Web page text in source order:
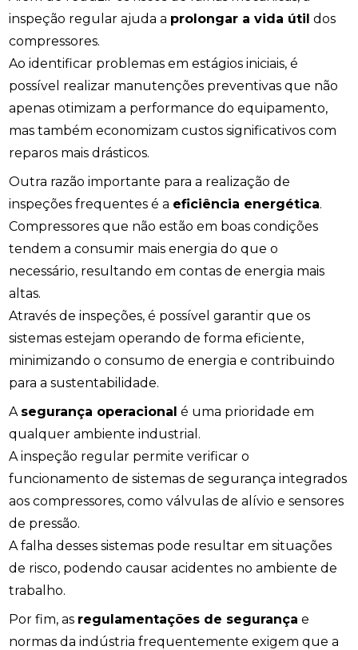
inspeção regular ajuda a prolongar a vida útil dos
compressores.
Ao identificar problemas em estágios iniciais, é
possível realizar manutenções preventivas que não
apenas otimizam a performance do equipamento,
mas também economizam custos significativos com
reparos mais drásticos.
Outra razão importante para a realização de
inspeções frequentes é a eficiência energética.
Compressores que não estão em boas condições
tendem a consumir mais energia do que o
necessário, resultando em contas de energia mais
altas.
Através de inspeções, é possível garantir que os
sistemas estejam operando de forma eficiente,
minimizando o consumo de energia e contribuindo
para a sustentabilidade.
A segurança operacional é uma prioridade em
qualquer ambiente industrial.
A inspeção regular permite verificar o
funcionamento de sistemas de segurança integrados
aos compressores, como válvulas de alívio e sensores
de pressão.
A falha desses sistemas pode resultar em situações
de risco, podendo causar acidentes no ambiente de
trabalho.
Por fim, as regulamentações de segurança e
normas da indústria frequentemente exigem que a